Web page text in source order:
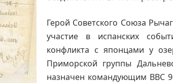
Герой Советского Союза
участие в испанских
конфликта с японцами у
Приморской группы
назначен командующим ВВС